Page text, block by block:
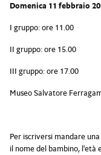
Domenica 11 febbraio
I gruppo: ore 11.00
II gruppo: ore 15.00
III gruppo: ore 17.00
Museo Salvatore
Per iscriversi mandare
il nome del bambino, l'età